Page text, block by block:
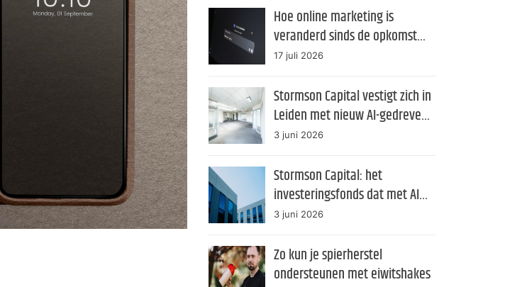
Hoe online marketing is
veranderd sinds de opkomst
van AI
17 juli 2026
Stormson Capital vestigt zich in
Leiden met nieuw AI-gedreven
investeringsfonds
3 juni 2026
Stormson Capital: het
investeringsfonds dat met AI
management transparantie als
3 juni 2026
Zo kun je spierherstel
ondersteunen met eiwitshakes